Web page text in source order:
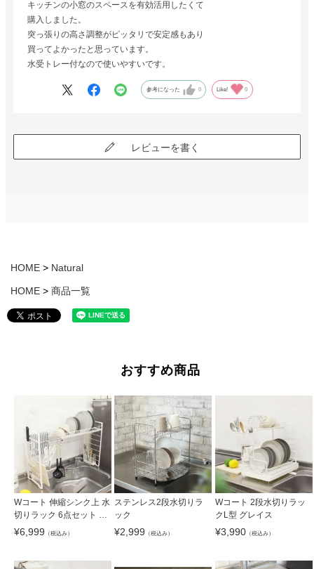
キッチンの小窓のスペースを有効活用したくて
購入しました。
突っ張りの高さ調整がピッタリで安定感もあり
買ってよかったと思っています。
水受トレー付なので使いやすいです。
参考になった 0 Like! 0
レビューを書く
HOME Natural
HOME 商品一覧
おすすめ商品
Wコート 伸縮シンク上 水
切りラック 6点セット グ
レイス
¥6,999 （税込み）
ステンレス2段水切りラ
ック
¥2,999 （税込み）
Wコート 2段水切りラッ
クL型 グレイス
¥3,990（税込み）